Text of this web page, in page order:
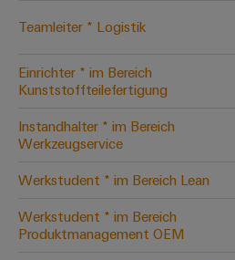
Teamleiter * Logistik
Einrichter * im Bereich
Kunststoffteilefertigung
Instandhalter * im Bereich
Werkzeugservice
Werkstudent * im Bereich Lean
Werkstudent * im Bereich
Produktmanagement OEM